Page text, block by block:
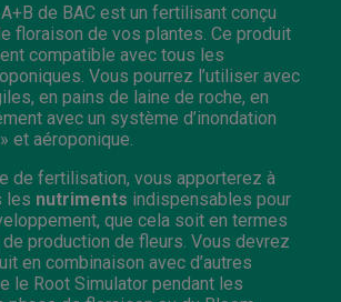
de BAC est un fertilisant conçu
floraison de vos plantes. Ce produit
compatible avec tous les
Vous pourrez l’utiliser avec
en pains de laine de roche, en
avec un système d’inondation
et aéroponique.
de fertilisation, vous apporterez à
les nutriments indispensables pour
que cela soit en termes
production de fleurs. Vous devrez
en combinaison avec d’autres
le Root Simulator pendant les